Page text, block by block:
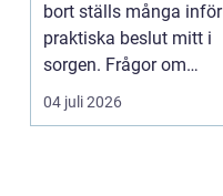
bort ställs många inför
praktiska beslut mitt i
sorgen. Frågor om
ceremoni, ju...
04 juli 2026